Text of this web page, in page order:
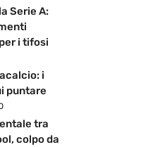
Serie A:
i tifosi
i
puntare
tra
colpo da